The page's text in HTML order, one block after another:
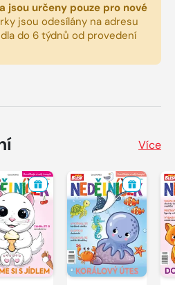
jsou určeny pouze pro nové
jsou odesílány na adresu
do 6 týdnů od provedení
Více